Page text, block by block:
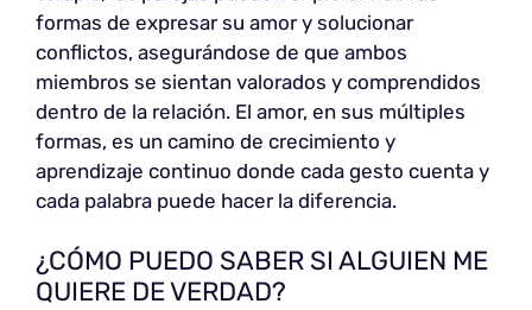
formas de expresar su amor y solucionar
conflictos, asegurándose de que ambos
miembros se sientan valorados y comprendidos
dentro de la relación. El amor, en sus múltiples
formas, es un camino de crecimiento y
aprendizaje continuo donde cada gesto cuenta y
cada palabra puede hacer la diferencia.
¿CÓMO PUEDO SABER SI ALGUIEN ME
QUIERE DE VERDAD?